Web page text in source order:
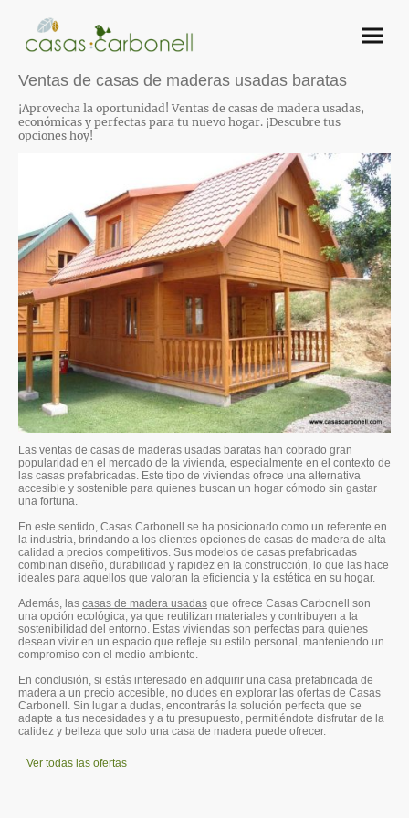
Ventas de casas de maderas usadas baratas
¡Aprovecha la oportunidad! Ventas de casas de madera usadas,
económicas y perfectas para tu nuevo hogar. ¡Descubre tus
opciones hoy!
Las ventas de casas de maderas usadas baratas han cobrado gran
popularidad en el mercado de la vivienda, especialmente en el contexto de
las casas prefabricadas. Este tipo de viviendas ofrece una alternativa
accesible y sostenible para quienes buscan un hogar cómodo sin gastar
una fortuna.
En este sentido, Casas Carbonell se ha posicionado como un referente en
la industria, brindando a los clientes opciones de casas de madera de alta
calidad a precios competitivos. Sus modelos de casas prefabricadas
combinan diseño, durabilidad y rapidez en la construcción, lo que las hace
ideales para aquellos que valoran la eficiencia y la estética en su hogar.
Además, las casas de madera usadas que ofrece Casas Carbonell son
una opción ecológica, ya que reutilizan materiales y contribuyen a la
sostenibilidad del entorno. Estas viviendas son perfectas para quienes
desean vivir en un espacio que refleje su estilo personal, manteniendo un
compromiso con el medio ambiente.
En conclusión, si estás interesado en adquirir una casa prefabricada de
madera a un precio accesible, no dudes en explorar las ofertas de Casas
Carbonell. Sin lugar a dudas, encontrarás la solución perfecta que se
adapte a tus necesidades y a tu presupuesto, permitiéndote disfrutar de la
calidez y belleza que solo una casa de madera puede ofrecer.
Ver todas las ofertas